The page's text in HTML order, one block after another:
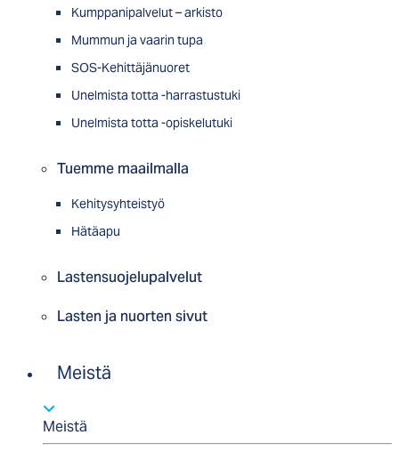
Kumppanipalvelut – arkisto
Mummun ja vaarin tupa
SOS-Kehittäjänuoret
Unelmista totta -harrastustuki
Unelmista totta -opiskelutuki
Tuemme maailmalla
Kehitysyhteistyö
Hätäapu
Lastensuojelupalvelut
Lasten ja nuorten sivut
Meistä
Meistä